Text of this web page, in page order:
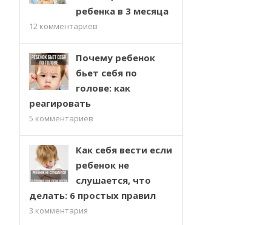
ребенка в 3 месяца
12 комментариев
Почему ребенок
бьет себя по
голове: как
реагировать
5 комментариев
Как себя вести если
ребенок не
слушается, что
делать: 6 простых правил
3 комментария